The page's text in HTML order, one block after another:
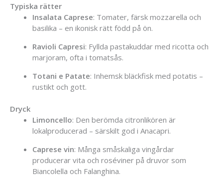
Typiska rätter
Insalata Caprese: Tomater, färsk mozzarella och
basilika – en ikonisk rätt född på ön.
Ravioli Capresi: Fyllda pastakuddar med ricotta och
marjoram, ofta i tomatsås.
Totani e Patate: Inhemsk bläckfisk med potatis –
rustikt och gott.
Dryck
Limoncello: Den berömda citronlikören är
lokalproducerad – särskilt god i Anacapri.
Caprese vin: Många småskaliga vingårdar
producerar vita och roséviner på druvor som
Biancolella och Falanghina.